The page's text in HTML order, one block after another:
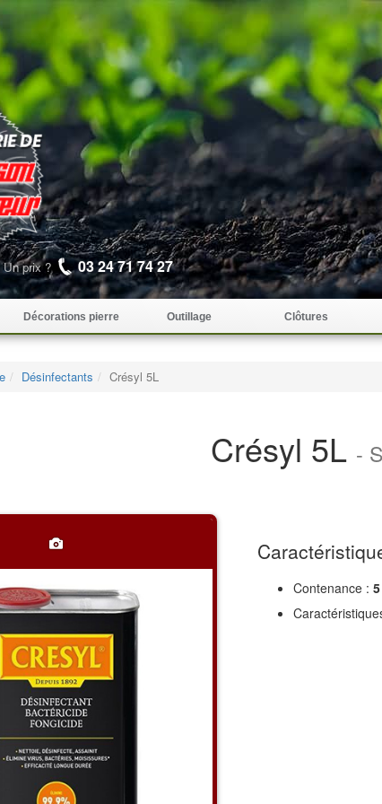
Un prix ? 03 24 71 74 27
Décorations pierre Outillage Clôtures
Désinfectants Crésyl 5L
Crésyl 5L -
Contenance :